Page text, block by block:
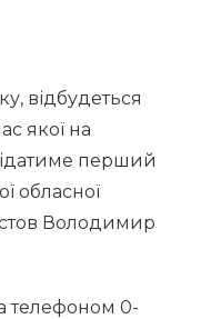
відбудеться
якої на
перший
обласної
Володимир
телефоном 0-